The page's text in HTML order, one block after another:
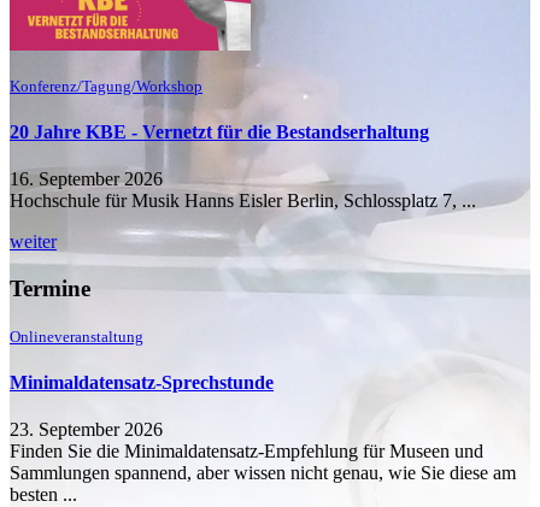
Konferenz/Tagung/Workshop
20 Jahre KBE - Vernetzt für die Bestandserhaltung
16. September 2026
Hochschule für Musik Hanns Eisler Berlin, Schlossplatz 7, ...
weiter
Termine
Onlineveranstaltung
Minimaldatensatz-Sprechstunde
23. September 2026
Finden Sie die Minimaldatensatz-Empfehlung für Museen und
Sammlungen spannend, aber wissen nicht genau, wie Sie diese am
besten ...